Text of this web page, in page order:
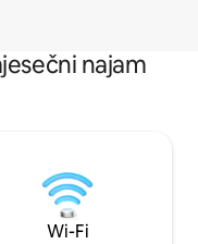
najam
Wi-Fi